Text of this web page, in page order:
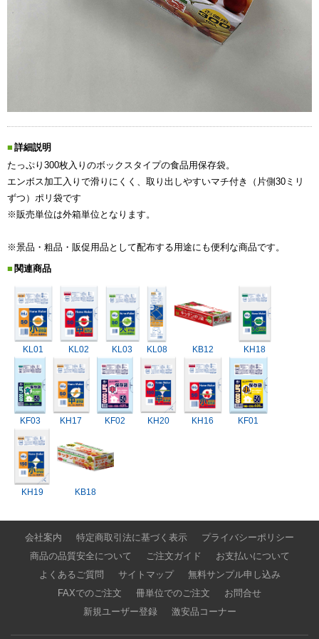
詳細説明
たっぷり300枚入りのボックスタイプの食品用保存袋。
エンボス加工入りで滑りにくく、取り出しやすいマチ付き（片側30ミリ
ずつ）ポリ袋です
※販売単位は外箱単位となります。
※景品・粗品・販促用品として配布する用途にも便利な商品です。
関連商品
KL01 KL02 KL03 KL08 KB12 KH18
KF03 KH17 KF02 KH20 KH16 KF01
KH19 KB18
会社案内 特定商取引法に基づく表示
プライバシーポリシー
商品の品質安全について
ご注文ガイド
お支払いについて
よくあるご質問
サイトマップ
無料サンプル申し込み
FAXでのご注文
冊単位でのご注文
お問合せ
新規ユーザー登録
激安品コーナー